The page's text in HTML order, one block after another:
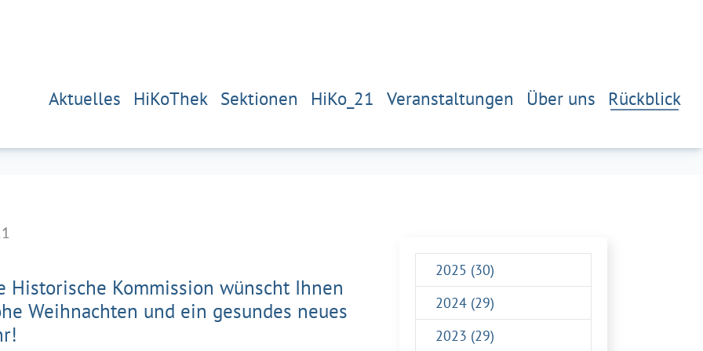
Aktuelles HiKoThek Sektionen HiKo_21 Veranstaltungen Über uns Rückblick
Historische Kommission wünscht Ihnen
Weihnachten und ein gesundes neues
2025 (30)
2024 (29)
2023 (29)